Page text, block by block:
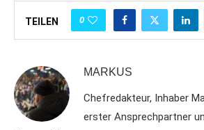
TEILEN 0
MARKUS
Chefredakteur, Inhaber
erster Ansprechpartner